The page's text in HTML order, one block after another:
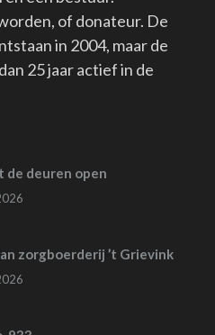
of donateur. De
in 2004, maar de
25 jaar actief in de
de deuren open
zorgboerderij ’t Grievink